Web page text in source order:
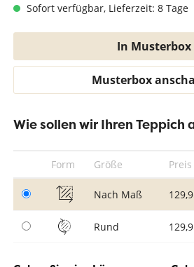
Sofort verfügbar, Lieferzeit: 8 Tage
In Musterbox
Musterbox
Wie sollen wir Ihren Teppich
Form Größe Preis
Nach Maß
Rund